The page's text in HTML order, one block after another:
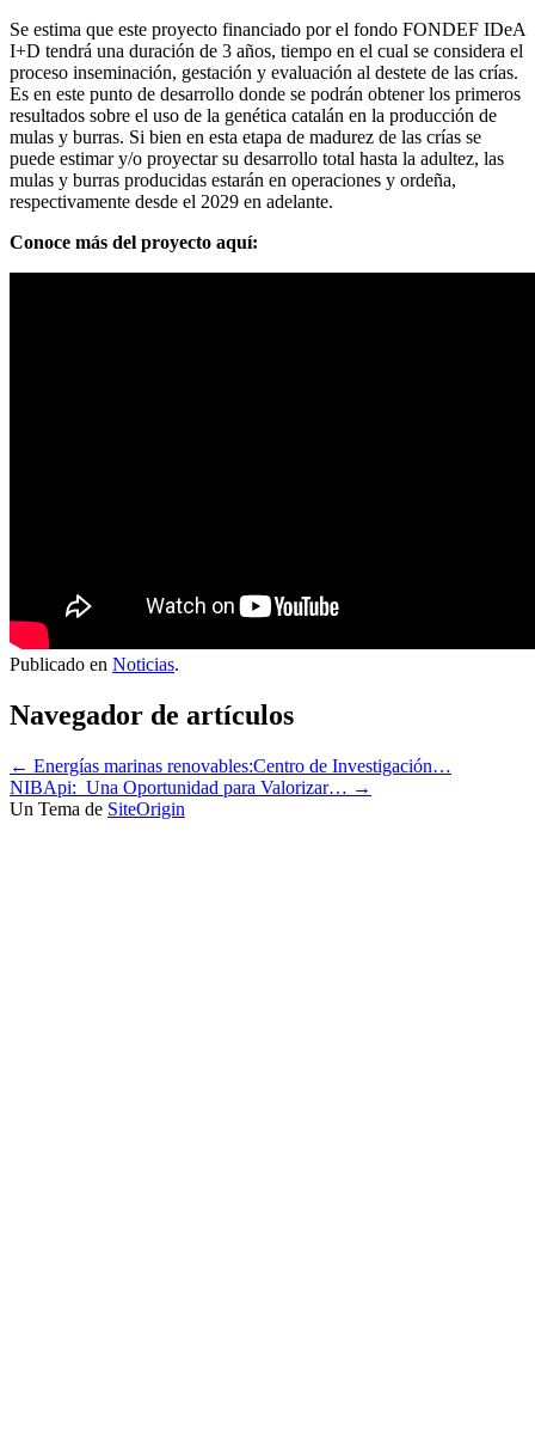
Se estima que este proyecto financiado por el fondo FONDEF IDeA
I+D tendrá una duración de 3 años, tiempo en el cual se considera el
proceso inseminación, gestación y evaluación al destete de las crías.
Es en este punto de desarrollo donde se podrán obtener los primeros
resultados sobre el uso de la genética catalán en la producción de
mulas y burras. Si bien en esta etapa de madurez de las crías se
puede estimar y/o proyectar su desarrollo total hasta la adultez, las
mulas y burras producidas estarán en operaciones y ordeña,
respectivamente desde el 2029 en adelante.
Conoce más del proyecto aquí:
Publicado en Noticias.
Navegador de artículos
← Energías marinas renovables:Centro de Investigación…
NIBApi: Una Oportunidad para Valorizar… →
Un Tema de SiteOrigin